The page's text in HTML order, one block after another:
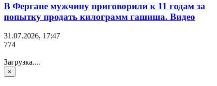
В Фергане мужчину приговорили к 11 годам за
попытку продать килограмм гашиша. Видео
31.07.2026, 17:47
774
Загрузка....
×